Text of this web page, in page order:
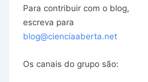
Para contribuir com o blog,
escreva para
blog@cienciaaberta.net
Os canais do grupo são: